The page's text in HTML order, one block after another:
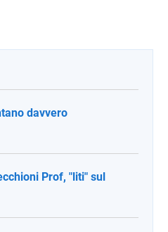
davvero
Prof, "liti" sul